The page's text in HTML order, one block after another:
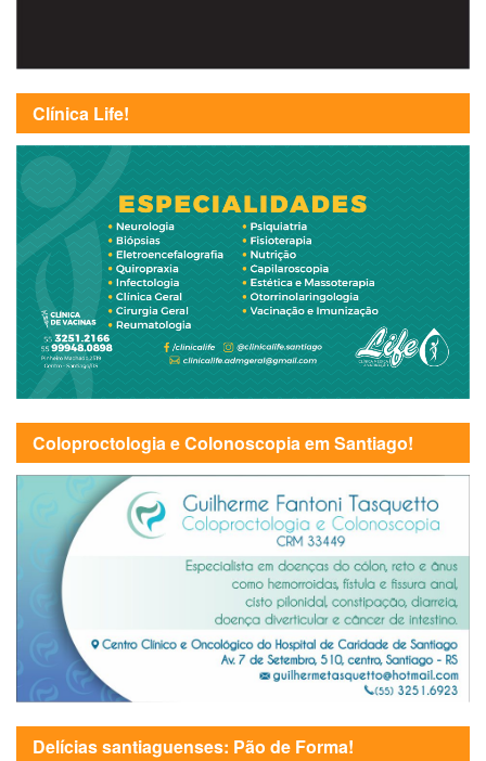
Clínica Life!
Coloproctologia e Colonoscopia em Santiago!
Delícias santiaguenses: Pão de Forma!